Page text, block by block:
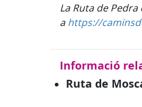
La Ruta de
ahttps://
Informació
Ruta de